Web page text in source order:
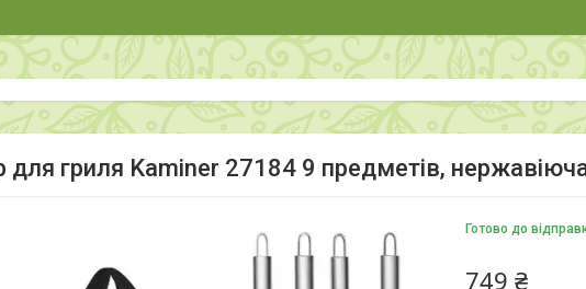
для гриля Kaminer 27184 9 предметів,
Готово до
749 ₴